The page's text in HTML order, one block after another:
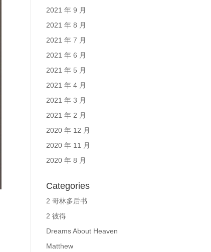
2021 年 9 月
2021 年 8 月
2021 年 7 月
2021 年 6 月
2021 年 5 月
2021 年 4 月
2021 年 3 月
2021 年 2 月
2020 年 12 月
2020 年 11 月
2020 年 8 月
Categories
2 哥林多后书
2 彼得
Dreams About Heaven
Matthew